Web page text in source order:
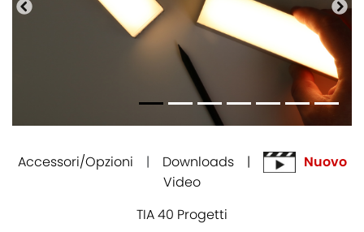
Precedente
Accessori/Opzioni | Downloads |
Nuovo
Video
TIA 40 Progetti